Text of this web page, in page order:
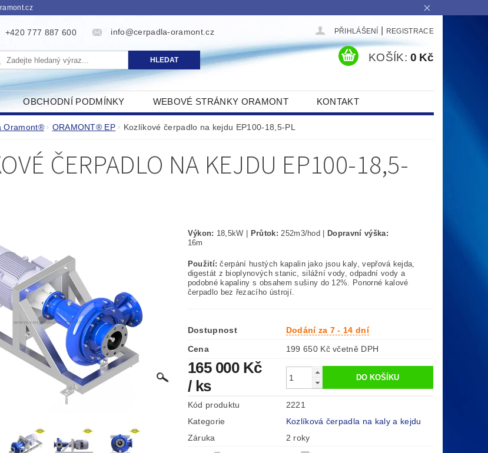
+420 777 887 600 info@cerpadla-oramont.cz PŘIHLÁŠENÍ REGISTRACE
KOŠÍK: 0 Kč
OBCHODNÍ PODMÍNKY WEBOVÉ STRÁNKY ORAMONT KONTAKT
Oramont® ORAMONT® EP Kozlíkové čerpadlo na kejdu EP100-18,5-PL
ČERPADLO NA KEJDU EP100-18,5-
Výkon: 18,5kW Průtok:252m3/hod
Dopravní výška:
16m
Použití: čerpání hustých kapalin jako jsou kaly, vepřová kejda,
digestát z bioplynových stanic, silážní vody, odpadní vody a
podobné kapaliny s obsahem sušiny do 12%. Ponorné kalové
čerpadlo bez řezacího ústrojí.
Dostupnost
Dodání za 7 - 14 dní
Cena
199 650 Kč včetně DPH
165 000 Kč
/ ks
Kód produktu
2221
Kategorie
Kozlíková čerpadla na kaly a kejdu
Záruka
2 roky